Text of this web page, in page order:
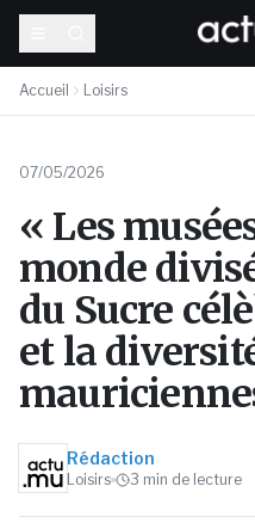
Accueil Loisirs
07/05/2026
« Les
monde
du Sucre
et la
Rédaction
Loisirs 3 min de lecture